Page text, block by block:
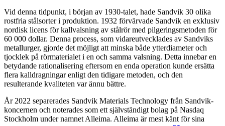
Vid denna tidpunkt, i början av 1930-talet, hade Sandvik 30 olika
rostfria stålsorter i produktion. 1932 förvärvade Sandvik en exklusiv
nordisk licens för kallvalsning av stålrör med pilgeringsmetoden för
60 000 dollar. Denna process, som vidareutvecklades av Sandviks
metallurger, gjorde det möjligt att minska både ytterdiameter och
tjocklek på rörmaterialet i en och samma valsning. Detta innebar en
betydande rationalisering eftersom en enda operation kunde ersätta
flera kalldragningar enligt den tidigare metoden, och den
resulterande kvaliteten var ännu bättre.
År 2022 separerades Sandvik Materials Technology från Sandvik-
koncernen och noterades som ett självständigt bolag på Nasdaq
Stockholm under namnet Alleima. Alleima är mest känt för sina